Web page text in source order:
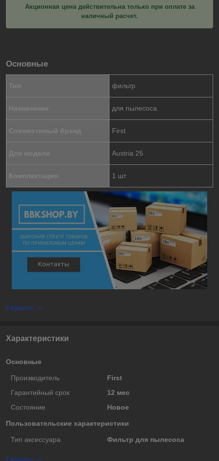
Акционная цена действительна только при оплате за
наличный расчет.
Основные
Тип фильтр
Назначение для пылесоса
Совместимый бренд First
Для модели Austria 25
Комплектация 1 шт
Скрыть
Характеристики
Основные
Производитель
First
Гарантийный срок
12 мес
Состояние
Новое
Пользовательские характеристики
Тип аксессуара Фильтр для пылесоса
Скрыть